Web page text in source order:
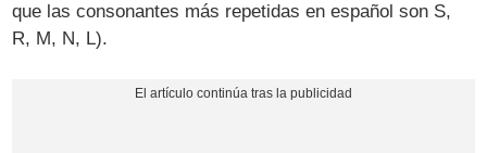
que las consonantes más repetidas en español son S,
R, M, N, L).